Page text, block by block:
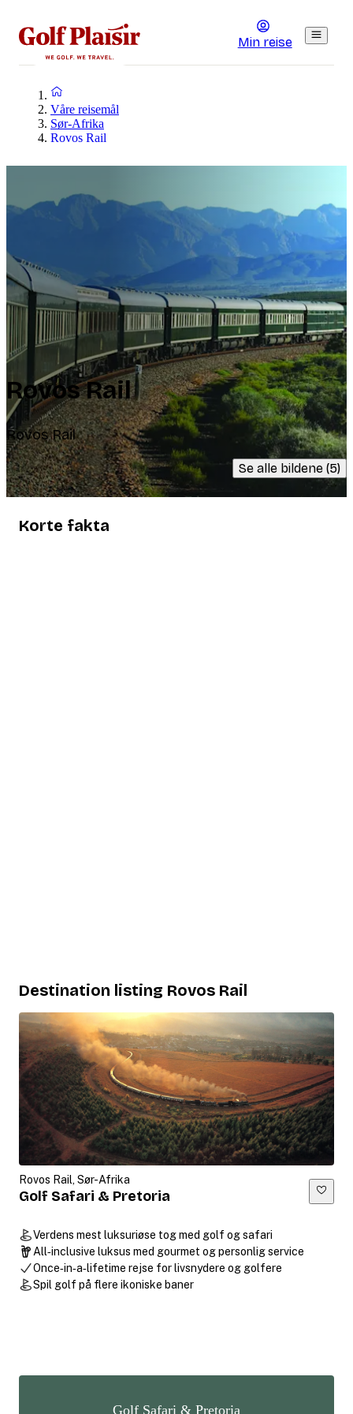
Min reise
Våre reisemål
Sør-Afrika
Rovos Rail
Rovos Rail
Rovos Rail
Se alle bildene (5)
Korte fakta
Destination listing Rovos Rail
Rovos Rail, Sør-Afrika
Golf Safari & Pretoria
Verdens mest luksuriøse tog med golf og safari
All‑inclusive luksus med gourmet og personlig service
Once‑in‑a‑lifetime rejse for livsnydere og golfere
Spil golf på flere ikoniske baner
Golf Safari & Pretoria